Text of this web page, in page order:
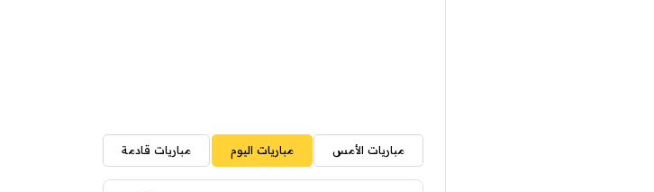
مباريات الأمس مباريات اليوم مباريات قادمة